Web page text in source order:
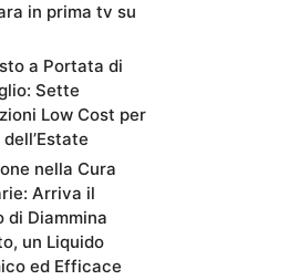
in prima tv su
a Portata di
Sette
Low Cost per
nella Cura
Arriva il
di Diammina
un Liquido
ed Efficace